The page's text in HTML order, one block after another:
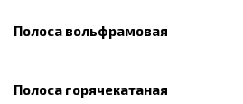
Полоса вольфрамовая
Полоса горячекатаная